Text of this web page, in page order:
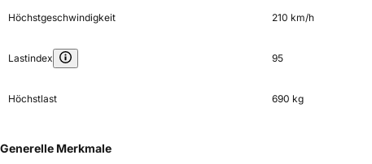
Höchstgeschwindigkeit 210 km/h
Lastindex 95
Höchstlast 690 kg
Generelle Merkmale